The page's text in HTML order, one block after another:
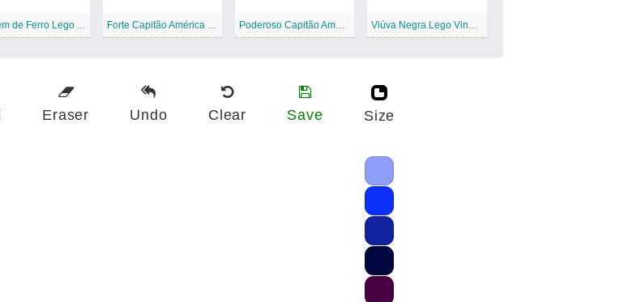
Eraser Undo Clear Save Size